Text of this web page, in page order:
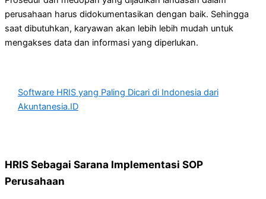
perusahaan harus didokumentasikan dengan baik. Sehingga
saat dibutuhkan, karyawan akan lebih lebih mudah untuk
mengakses data dan informasi yang diperlukan.
Software HRIS yang Paling Dicari di Indonesia dari
Akuntanesia.ID
HRIS Sebagai Sarana Implementasi SOP
Perusahaan